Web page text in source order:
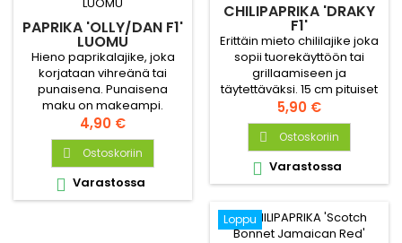
PAPRIKA 'OLLY/DAN F1'
LUOMU
Hieno paprikalajike, joka
korjataan vihreänä tai
punaisena. Punaisena
maku on makeampi.
Valmista uunissa vaikkapa
sipulin, kesäkurpitsan ja
tomaatin kera, päälle
ripaus oliiviöljyä. Riittoisuus
2-3 kasvia.
Hinta
4,90 €
 Ostoskoriin
 Varastossa
CHILIPAPRIKA 'DRAKY
F1'
Erittäin mieto chililajike joka
sopii tuorekäyttöön tai
grillaamiseen ja
täytettäväksi. 15 cm pituiset
hedelmät joissa paksut
seinämät.
Hinta
5,90 €
 Ostoskoriin
 Varastossa
Loppu